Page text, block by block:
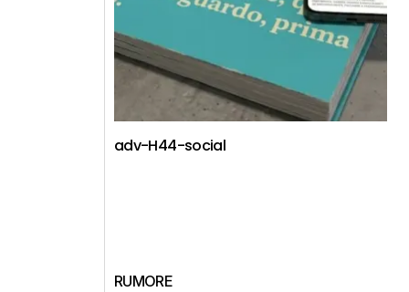
adv-H44-social
RUMORE